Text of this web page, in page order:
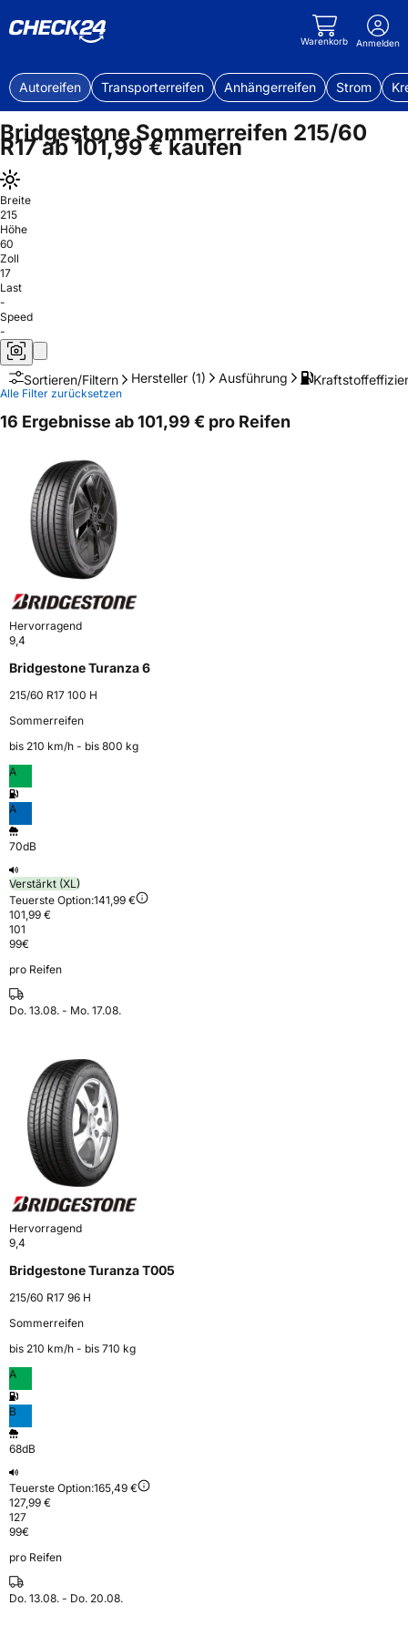
Warenkorb Anmelden
Autoreifen Transporterreifen Anhängerreifen Strom
Bridgestone Sommerreifen 215/60
R17 ab 101,99 € kaufen
Breite
215
Höhe
60
Zoll
17
Last
-
Speed
-
Sortieren/Filtern Hersteller (1) Ausführung
Alle Filter zurücksetzen
16 Ergebnisse ab 101,99 € pro Reifen
Hervorragend
9,4
Bridgestone Turanza 6
215/60 R17 100 H
Sommerreifen
bis 210 km⁠/⁠h - bis 800 kg
A
A
70dB
Verstärkt (XL)
Teuerste Option:141,99 €
101,99 €
101
99€
pro Reifen
Do. 13.08. - Mo. 17.08.
Hervorragend
9,4
Bridgestone Turanza T005
215/60 R17 96 H
Sommerreifen
bis 210 km⁠/⁠h - bis 710 kg
A
B
68dB
Teuerste Option:165,49 €
127,99 €
127
99€
pro Reifen
Do. 13.08. - Do. 20.08.